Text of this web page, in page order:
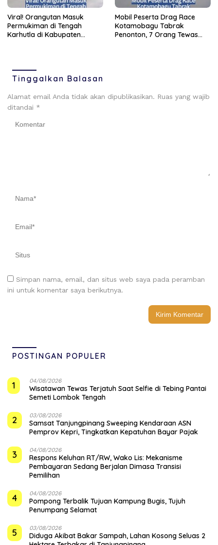
Viral! Orangutan Masuk
Permukiman di Tengah
Karhutla di Kabupaten
Mobil Peserta Drag Race
Kotamobagu Tabrak
Penonton, 7 Orang Tewas
Tinggalkan Balasan
Alamat email Anda tidak akan dipublikasikan. Ruas yang wajib
ditandai *
Simpan nama, email, dan situs web saya pada peramban
ini untuk komentar saya berikutnya.
POSTINGAN POPULER
1 04/08/2026
Wisatawan Tewas Terjatuh Saat Selfie di Tebing Pantai
Semeti Lombok Tengah
2 03/08/2026
Samsat Tanjungpinang Sweeping Kendaraan ASN
Pemprov Kepri, Tingkatkan Kepatuhan Bayar Pajak
3 04/08/2026
‎Respons Keluhan RT/RW, Wako Lis: Mekanisme
Pembayaran Sedang Berjalan Dimasa Transisi
Pemilihan
4 04/08/2026
Pompong Terbalik Tujuan Kampung Bugis, Tujuh
Penumpang Selamat
5 03/08/2026
Diduga Akibat Bakar Sampah, Lahan Kosong Seluas 2